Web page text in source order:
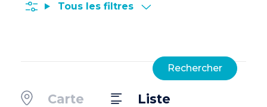
Tous les filtres
Carte Liste